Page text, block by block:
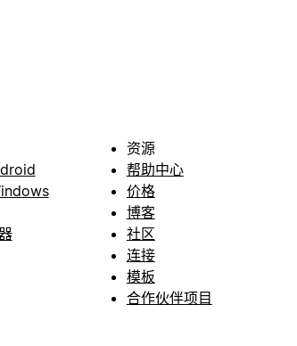
资源
帮助中心
价格
博客
社区
连接
模板
合作伙伴项目